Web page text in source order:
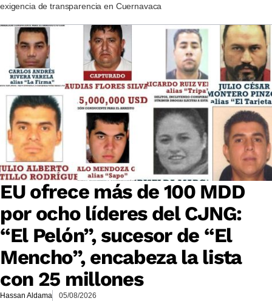
exigencia de transparencia en Cuernavaca
EU ofrece más de 100 MDD
por ocho líderes del CJNG:
“El Pelón”, sucesor de “El
Mencho”, encabeza la lista
con 25 millones
Hassan Aldama 05/08/2026